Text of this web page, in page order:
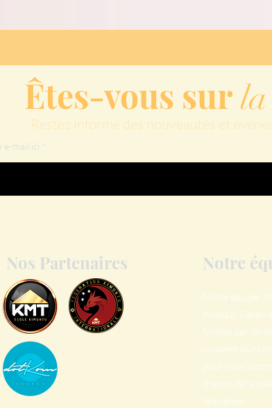
Êtes-vous surla
Restez informé des nouveautés et
e-mail ici
Nos Partenaires Notre
Notre équipe :
Kimbazi, Gataki
formés par
unissent leurs
pour vous
chemin de la
l’élévation.